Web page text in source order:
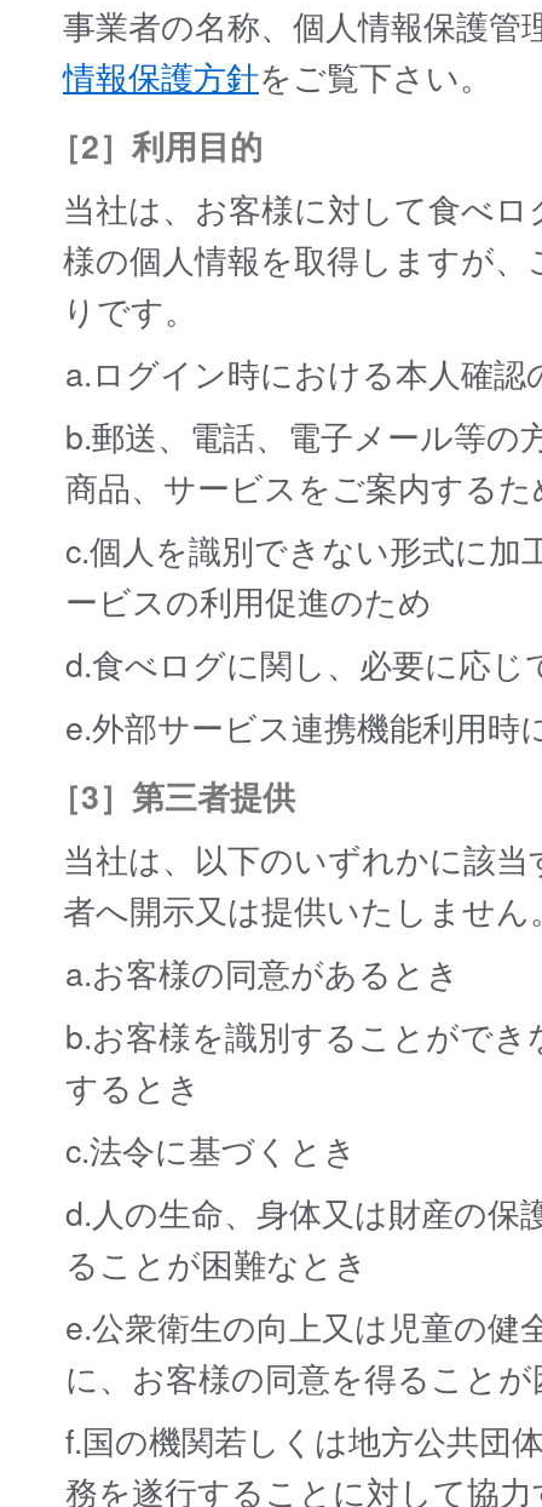
事業者の名称、個人情報保護
情報保護方針をご覧下さい。
［2］利用目的
当社は、お客様に対して食べ
様の個人情報を取得しますが
りです。
a.ログイン時における本人確認
b.郵送、電話、電子メール等
商品、サービスをご案内するた
c.個人を識別できない形式に
ービスの利用促進のため
d.食べログに関し、必要に応
e.外部サービス連携機能利用時
［3］第三者提供
当社は、以下のいずれかに該
者へ開示又は提供いたしません
a.お客様の同意があるとき
b.お客様を識別することがで
するとき
c.法令に基づくとき
d.人の生命、身体又は財産の
ることが困難なとき
e.公衆衛生の向上又は児童の
に、お客様の同意を得ること
f.国の機関若しくは地方公共団
務を遂行することに対して協